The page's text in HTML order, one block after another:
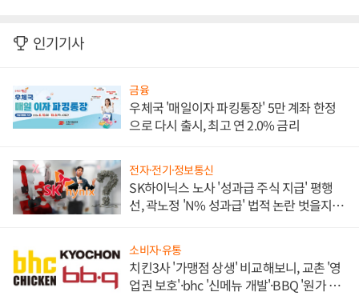
인기기사
금융
우체국 '매일이자 파킹통장' 5만 계좌 한정
으로 다시 출시, 최고 연 2.0% 금리
전자·전기·정보통신
SK하이닉스 노사 '성과급 주식 지급' 평행
선, 곽노정 'N% 성과급' 법적 논란 벗을지 주
소비자·유통
치킨3사 '가맹점 상생' 비교해보니, 교촌 '영
업권 보호'·bhc '신메뉴 개발'·BBQ '원가 부